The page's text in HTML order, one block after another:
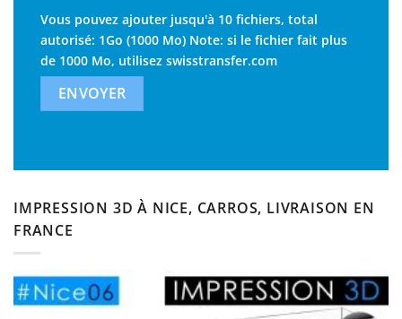
Vous pouvez ajouter jusqu'à 10 fichiers, total
autorisé: 1Go (1000 Mo) Note: si le fichier fait plus
de 1000 Mo, utilisez swisstransfer.com
IMPRESSION 3D À NICE, CARROS, LIVRAISON EN
FRANCE